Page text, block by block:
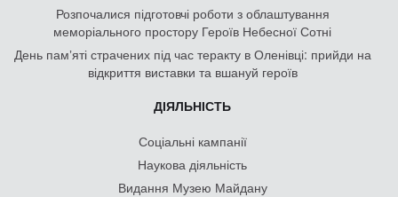
Розпочалися підготовчі роботи з облаштування
меморіального простору Героїв Небесної Сотні
День памʼяті страчених під час теракту в Оленівці: прийди на
відкриття виставки та вшануй героїв
ДІЯЛЬНІСТЬ
Соціальні кампанії
Наукова діяльність
Видання Музею Майдану